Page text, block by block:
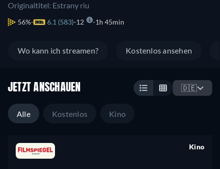
Originaltitel: Estrany riu
56% 6.1 (583) 12 1h 45min
Wo kann ich streamen? Kostenlos ansehen
JETZT ANSCHAUEN 🇩🇪
Alle Kostenlos Kino
Kino